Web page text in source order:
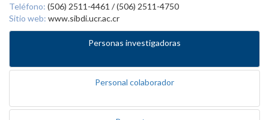
Teléfono: (506) 2511-4461 / (506) 2511-4750
Sitio web: www.sibdi.ucr.ac.cr
Personas investigadoras
Personal colaborador